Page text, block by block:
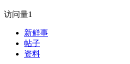
访问量1
新鲜事
帖子
资料